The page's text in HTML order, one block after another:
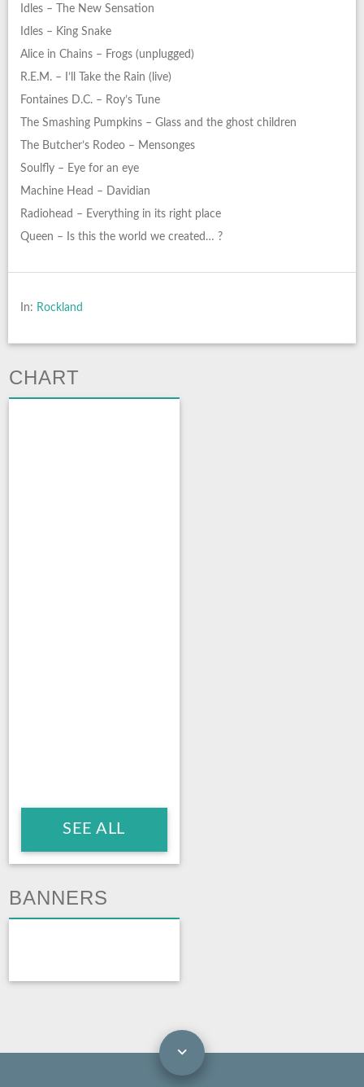
Idles – The New Sensation
Idles – King Snake
Alice in Chains – Frogs (unplugged)
R.E.M. – I’ll Take the Rain (live)
Fontaines D.C. – Roy’s Tune
The Smashing Pumpkins – Glass and the ghost children
The Butcher’s Rodeo – Mensonges
Soulfly – Eye for an eye
Machine Head – Davidian
Radiohead – Everything in its right place
Queen – Is this the world we created… ?
In: Rockland
CHART
SEE ALL
BANNERS